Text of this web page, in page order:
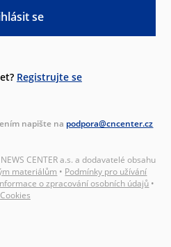
se
Registrujte se
napište na podpora@cncenter.cz
CENTER a.s. a dodavatelé obsahu
materiálům • Podmínky pro užívání
o zpracování osobních údajů •
Cookies